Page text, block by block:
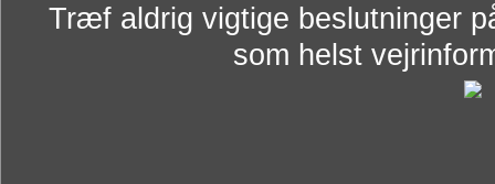
Træf aldrig vigtige beslutninger
som helst